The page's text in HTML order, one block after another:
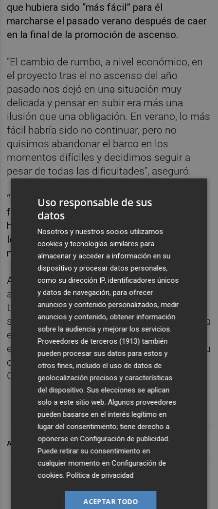
que hubiera sido “más fácil” para él
marcharse el pasado verano después de caer
en la final de la promoción de ascenso.
“El cambio de rumbo, a nivel económico, en
el proyecto tras el no ascenso del año
pasado nos dejó en una situación muy
delicada y pensar en subir era más una
ilusión que una obligación. En verano, lo más
fácil habría sido no continuar, pero no
quisimos abandonar el barco en los
momentos difíciles y decidimos seguir a
pesar de todas las dificultades”, aseguró.
“Dentro de las limitaciones, creo que
formamos un grupo más que competitivo y lo
hemos demostrado plantando cara a todos
los rivales, pero no hemos podido terminar
nuestro trabajo”, añadió.
Además, el ya exentrenador del Levante
agradeció el trato “exquisito” de todos los
trabajadores del club valenciano. “Nos
sentíamos dentro de una gran familia. Nunca
en mi vida tuve un trato tan cercano con los
empleados y pude palpar su compromiso, su
cariño y su apoyo incondicional”, resumió
Calleja.
ARCHIVADO EN PLAZA GRANOTA LEVANTE UD
Uso responsable de sus
datos
Nosotros y nuestros socios utilizamos
cookies y tecnologías similares para
almacenar y acceder a información en su
dispositivo y procesar datos personales,
como su dirección IP, identificadores únicos
y datos de navegación, para ofrecer
anuncios y contenido personalizados, medir
anuncios y contenido, obtener información
sobre la audiencia y mejorar los servicios.
Proveedores de terceros (1913) también
pueden procesar sus datos para estos y
otros fines, incluido el uso de datos de
geolocalización precisos y características
del dispositivo. Sus elecciones se aplican
solo a este sitio web. Algunos proveedores
pueden basarse en el interés legítimo en
lugar del consentimiento; tiene derecho a
oponerse enConfiguración de publicidad
Puede retirar su consentimiento en
cualquier momento enConfiguración de
cookies .Política de privacidad
ACEPTAR TODO